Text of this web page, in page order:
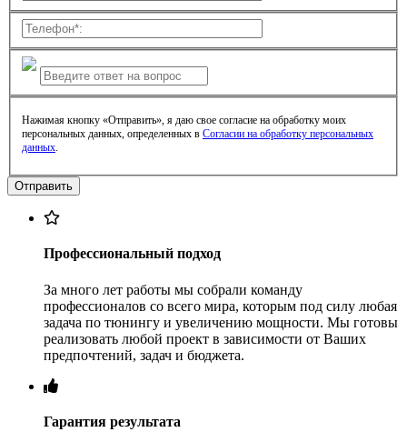
Нажимая кнопку «Отправить», я даю свое согласие на обработку моих
персональных данных, определенных в Согласии на обработку персональных
данных.
Профессиональный подход
За много лет работы мы собрали команду
профессионалов со всего мира, которым под силу любая
задача по тюнингу и увеличению мощности. Мы готовы
реализовать любой проект в зависимости от Ваших
предпочтений, задач и бюджета.
Гарантия результата